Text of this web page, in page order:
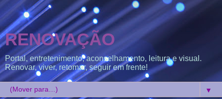
RENOVAÇÃO
Portal, entretenimento, aconselhamento, leitura e visual.
Renovar, viver, retomar, seguir em frente!
▼